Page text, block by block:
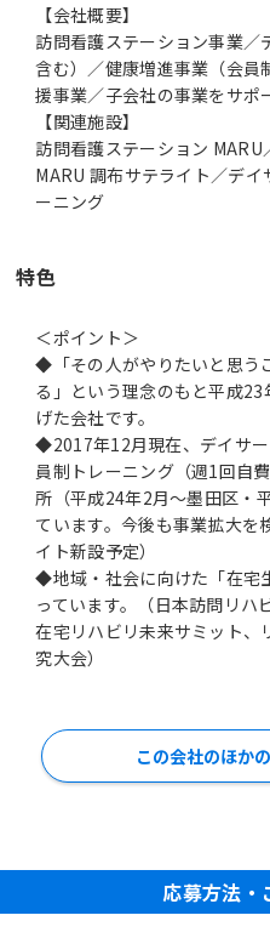
【会社概要】
訪問看護ステーション事業
含む）／健康増進事業（会員
援事業／子会社の事業をサポ
【関連施設】
訪問看護ステーション
MARU 調布サテライト／デ
ーニング
特色
＜ポイント＞
◆「その人がやりたいと思う
る」という理念のもと平成
げた会社です。
◆2017年12月現在、デイサ
員制トレーニング（週1回自
所（平成24年2月～墨田区・
ています。今後も事業拡大を
イト新設予定）
◆地域・社会に向けた「在宅
っています。（日本訪問リハ
在宅リハビリ未来サミット、
この会社のほか
応募方法・